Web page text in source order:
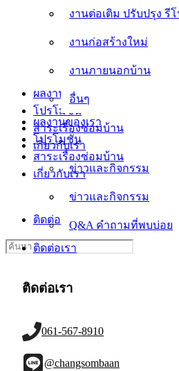
งานต่อเติม ปรับปรุง รี
งานก่อสร้างใหม่
งานภายนอกบ้าน
อื่นๆ
ผลงานของเรา
โปรโมชั่น
สาระเรื่องซ่อมบ้าน
เกี่ยวกับเรา
ข่าวและกิจกรรม
Q&A คำถามที่พบบ่อย
ติดต่อเรา
งานก่อสร้างใหม่
งานภายนอกบ้าน
อื่นๆ
ผลงานของเรา
โปรโมชั่น
สาระเรื่องซ่อมบ้าน
เกี่ยวกับเรา
ข่าวและกิจกรรม
Q&A คำถามที่พบบ่อย
ติดต่อเรา
Search
for:
ติดต่อเรา
061-567-8910
@changsombaan